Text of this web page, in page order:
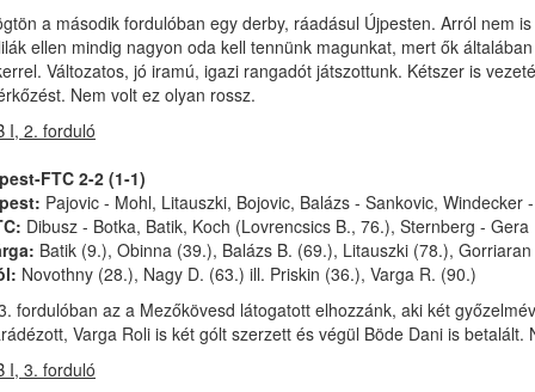
a második fordulóban egy derby, ráadásul Újpesten. Arról nem
ellen mindig nagyon oda kell tennünk magunkat, mert ők
Változatos, jó iramú, igazi rangadót játszottunk. Kétszer is
Nem volt ez olyan rossz.
I, 2. forduló
FTC 2-2 (1-1)
Pajovic - Mohl, Litauszki, Bojovic, Balázs - Sankovic,
Dibusz - Botka, Batik, Koch (Lovrencsics B., 76.), Sternberg -
Batik (9.), Obinna (39.), Balázs B. (69.), Litauszki (78.),
Novothny (28.), Nagy D. (63.) ill. Priskin (36.), Varga R. (90.)
fordulóban az a Mezőkövesd látogatott elhozzánk, aki két
Varga Roli is két gólt szerzett és végül Böde Dani is
I, 3. forduló